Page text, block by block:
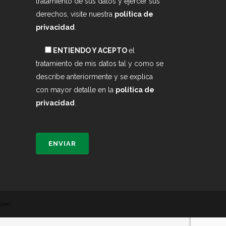
derechos, visite nuestra política de
privacidad
ENTIENDO Y ACEPTOel
tratamiento de mis datos tal y como se
describe anteriormente y se explica
con mayor detalle en la política de
privacidad